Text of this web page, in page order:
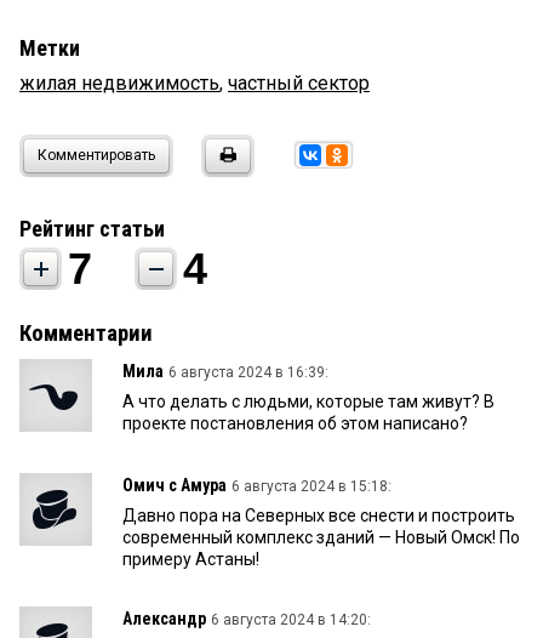
Метки
жилая недвижимость, частный сектор
Комментировать
Рейтинг статьи
7 4
Комментарии
Мила 6 августа 2024 в 16:39:
А что делать с людьми, которые там живут? В
проекте постановления об этом написано?
Омич с Амура 6 августа 2024 в 15:18:
Давно пора на Северных все снести и построить
современный комплекс зданий — Новый Омск! По
примеру Астаны!
Александр 6 августа 2024 в 14:20: